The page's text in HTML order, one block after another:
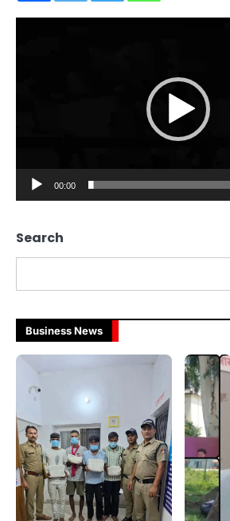
00:00
Search
Business News